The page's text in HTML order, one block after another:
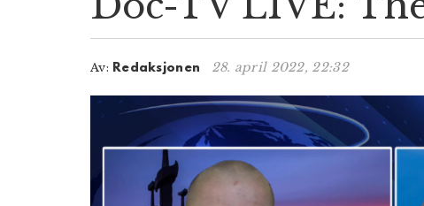
Av: Redaksjonen 28. april 2022, 22:32